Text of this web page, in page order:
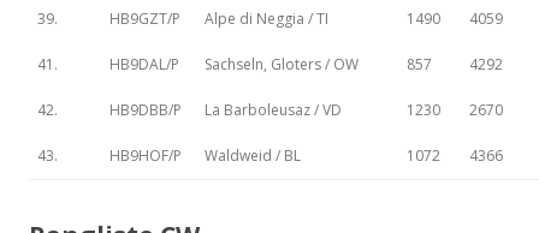
39. HB9GZT/P Alpe di Neggia / TI 1490 4059
41. HB9DAL/P Sachseln, Gloters / OW 857 4292
42. HB9DBB/P La Barboleusaz / VD 1230 2670
43. HB9HOF/P Waldweid / BL 1072 4366